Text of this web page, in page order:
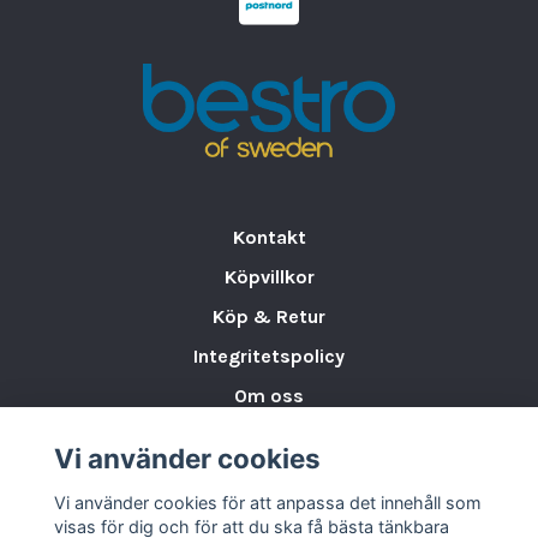
– anpassat för daglig
Stapelbar design
– smidig förvaring och
hantering
Diskmaskinsvänlig, reptålig och slitstark
Lavis Green
25 cm
Lavis Green flat tallrik Ø25 cm är ett utmärkt
val för verksamheter som söker
professionell serveringslösning
detalj.
Material:Porslin
Kontakt
Köpvillkor
Köp & Retur
Integritetspolicy
Om oss
Varumärken & Partners
BLOGG
Vi använder cookies
Vi använder cookies för att anpassa det innehåll som
visas för dig och för att du ska få bästa tänkbara